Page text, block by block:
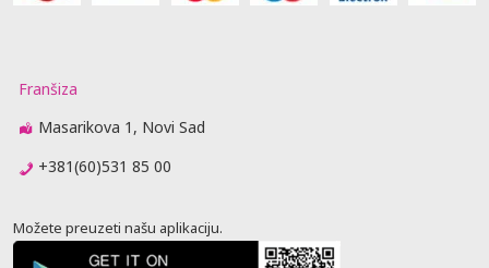
Franšiza
Masarikova 1, Novi Sad
+381(60)531 85 00
Možete preuzeti našu aplikaciju.